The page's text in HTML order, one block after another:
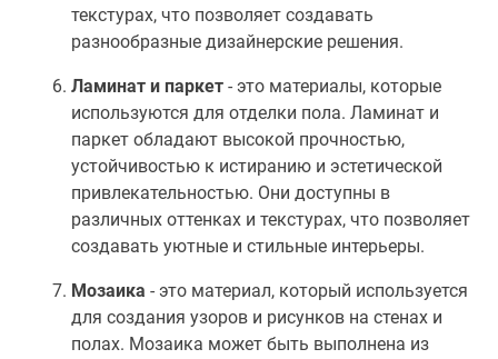
текстурах, что позволяет создавать
разнообразные дизайнерские решения.
Ламинат и паркет - это материалы, которые
используются для отделки пола. Ламинат и
паркет обладают высокой прочностью,
устойчивостью к истиранию и эстетической
привлекательностью. Они доступны в
различных оттенках и текстурах, что позволяет
создавать уютные и стильные интерьеры.
Мозаика - это материал, который используется
для создания узоров и рисунков на стенах и
полах. Мозаика может быть выполнена из